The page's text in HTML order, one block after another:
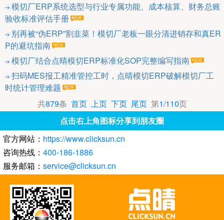
模切厂ERP系统选型与行业专属功能、成本核算、财务总账
验收标准评估手册
别再被“伪ERP”割韭菜！模切厂老板一眼分清进销存和真ER
P的避坑指南
模切厂结合点晴模切ERP标准化SOP完整编写指南
扫码MES报工精准管控工时，点晴模切ERP破解模切厂工
时统计管理难题
共879条 首页 上页 下页 尾页第1/110页
点击右上角图标分享到朋友圈
官方网站： https://www.clicksun.cn
咨询热线： 400-186-1886
服务邮箱： service@clicksun.cn